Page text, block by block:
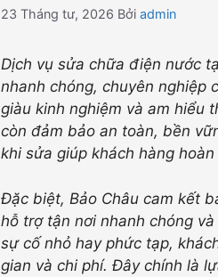
23 Tháng tư, 2026 Bởi admin
Dịch vụ sửa chữa điện nước
nhanh chóng, chuyên nghiệp
giàu kinh nghiệm và am hiểu
còn đảm bảo an toàn, bền
khi sửa giúp khách hàng
Đặc biệt, Bảo Châu cam kết
hỗ trợ tận nơi nhanh chóng
sự cố nhỏ hay phức tạp,
gian và chi phí. Đây chính là